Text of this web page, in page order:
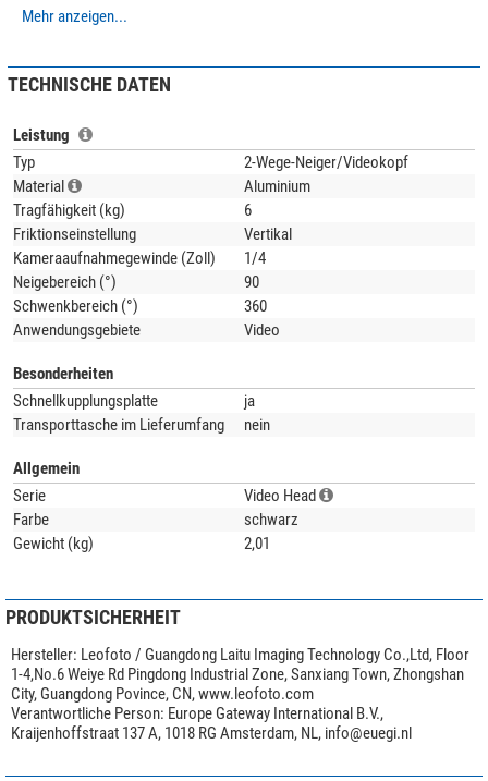
gleitende Friktionssystem läßt sich mit dem großen Drehknauf komfortabel
und exakt steuern.
Mehr anzeigen...
TECHNISCHE DATEN
Leistung
Typ
2-Wege-Neiger/Videokopf
Material
Aluminium
Tragfähigkeit (kg)
6
Friktionseinstellung
Vertikal
Kameraaufnahmegewinde (Zoll)
1/4
Neigebereich (°)
90
Schwenkbereich (°)
360
Anwendungsgebiete
Video
Besonderheiten
Schnellkupplungsplatte
ja
Transporttasche im Lieferumfang
nein
Allgemein
Serie
Video Head
Farbe
schwarz
Gewicht (kg)
2,01
PRODUKTSICHERHEIT
Hersteller: Leofoto / Guangdong Laitu Imaging Technology Co.,Ltd, Floor
1-4,No.6 Weiye Rd Pingdong Industrial Zone, Sanxiang Town, Zhongshan
City, Guangdong Povince, CN, www.leofoto.com
Verantwortliche Person: Europe Gateway International B.V.,
Kraijenhoffstraat 137 A, 1018 RG Amsterdam, NL, info@euegi.nl